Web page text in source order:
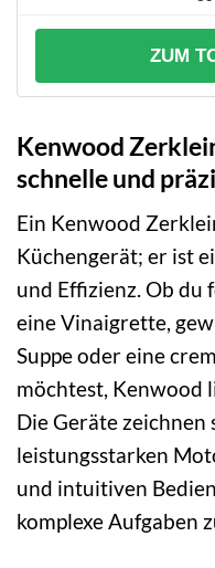
ZUM
Kenwood
schnelle und
Ein Kenwood
Küchengerät; er ist
und Effizienz. Ob
eine Vinaigrette,
Suppe oder eine
möchtest, Kenwood
Die Geräte zeichnen
leistungsstarken
und intuitiven
komplexe Aufgaben